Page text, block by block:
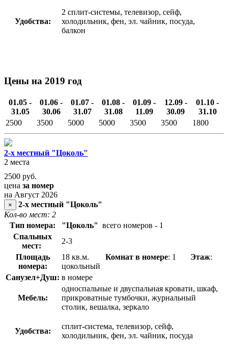
Удобства:
2 сплит-системы, телевизор, сейф,
холодильник, фен, эл. чайник, посуда,
балкон
Цены на 2019 год
01.05 -
31.05
01.06 -
30.06
01.07 -
31.07
01.08 -
31.08
01.09 -
11.09
12.09 -
30.09
01.10 -
31.10
2500
3500 5000 5000 3500 3500 1800
2-х местный "Цоколь"
2 места
2500 руб.
цена за номер
на Август 2026
×
2-х местный "Цоколь"
Кол-во мест: 2
Тип номера:
"Цоколь" всего номеров - 1
Спальных
мест:
2-3
Площадь
номера:
18 кв.м. Комнат в номере: 1 Этаж:
цокольный
Санузел+Душ: в номере
Мебель:
односпальные и двуспальная кровати, шкаф,
прикроватные тумбочки, журнальный
столик, вешалка, зеркало
Удобства:
сплит-система, телевизор, сейф,
холодильник, фен, эл. чайник, посуда